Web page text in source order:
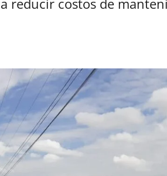
reducir costos de